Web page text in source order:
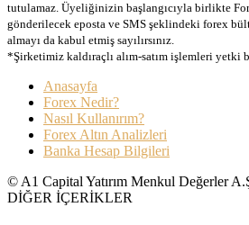
tutulamaz. Üyeliğinizin başlangıcıyla birlikte
gönderilecek eposta ve SMS şeklindeki forex
almayı da kabul etmiş sayılırsınız.
*Şirketimiz kaldıraçlı alım-satım işlemleri yetki
Anasayfa
Forex Nedir?
Nasıl Kullanırım?
Forex Altın Analizleri
Banka Hesap Bilgileri
© A1 Capital Yatırım Menkul Değerler
DİĞER İÇERİKLER